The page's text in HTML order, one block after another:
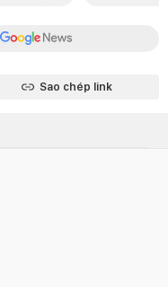
Sao chép link